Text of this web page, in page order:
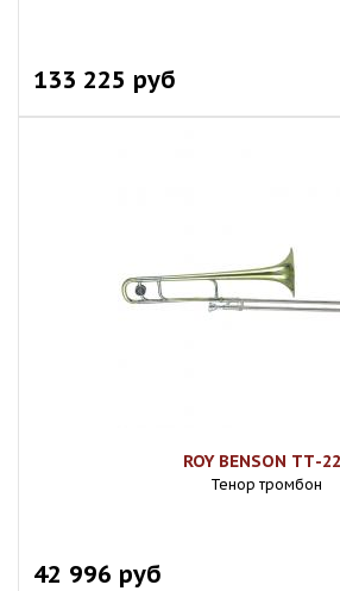
133 225 руб
ROY BENSON ТТ-
Тенор тромбон
42 996 руб